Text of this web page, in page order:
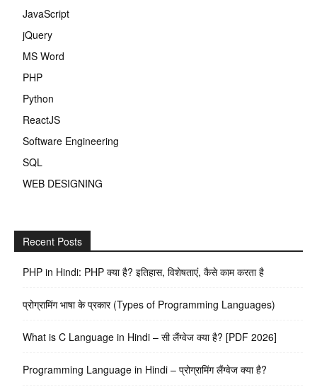
JavaScript
jQuery
MS Word
PHP
Python
ReactJS
Software Engineering
SQL
WEB DESIGNING
Recent Posts
PHP in Hindi: PHP क्या है? इतिहास, विशेषताएं, कैसे काम करता है
प्रोग्रामिंग भाषा के प्रकार (Types of Programming Languages)
What is C Language in Hindi – सी लैंग्वेज क्या है? [PDF 2026]
Programming Language in Hindi – प्रोग्रामिंग लैंग्वेज क्या है?